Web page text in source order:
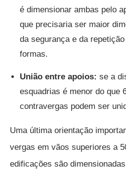
é dimensionar ambas pelo
que precisaria ser maior
da segurança e da
formas.
União entre apoios: se a
esquadrias é menor do que
contravergas podem ser
Uma última orientação
vergas em vãos superiores a
edificações são